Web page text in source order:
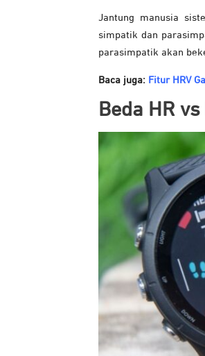
Jantung manusia
simpatik dan
parasimpatik akan
Baca juga: Fitur HRV
Beda HR